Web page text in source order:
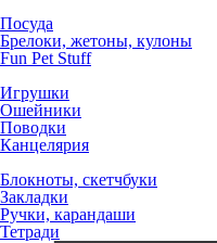
Посуда
Брелоки, жетоны, кулоны
Fun Pet Stuff
Игрушки
Ошейники
Поводки
Канцелярия
Блокноты, скетчбуки
Закладки
Ручки, карандаши
Тетради